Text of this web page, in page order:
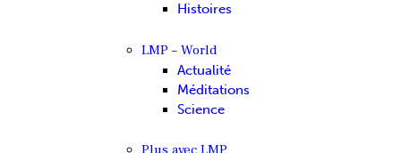
Histoires
LMP – World
Actualité
Méditations
Science